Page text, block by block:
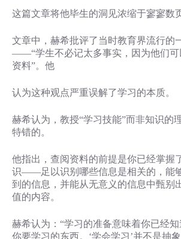
这篇文章将他毕生的洞见浓缩于寥寥数
文章中，赫希批评了当时教育界流行的
——“学生不必记太多事实，因为他们可
资料”。他
认为这种观点严重误解了学习的本质。
赫希认为，教授“学习技能”而非知识的
特错的。
他指出，查阅资料的前提是你已经掌握
识——足以识别哪些信息是相关的，能
到的信息，并能从无意义的信息中甄别
值的内容。
赫希认为：“学习的准备意味着你已经
你要学习的东西。‘学会学习’并不是抽象